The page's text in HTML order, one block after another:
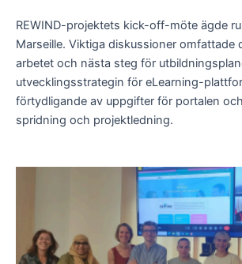
REWIND-projektets kick-off-möte ägde
Marseille. Viktiga diskussioner omfattade
arbetet och nästa steg för
utvecklingsstrategin för eLearning-
förtydligande av uppgifter för portalen
spridning och projektledning.